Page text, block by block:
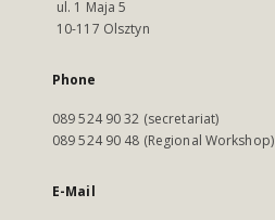
ul. 1 Maja 5
10-117 Olsztyn
Phone
089 524 90 32 (secretariat)
089 524 90 48 (Regional Workshop)
E-Mail